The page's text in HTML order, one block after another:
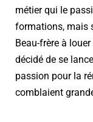
métier qui le
formations, mais
Beau-frère à
décidé de se
passion pour la
comblaient